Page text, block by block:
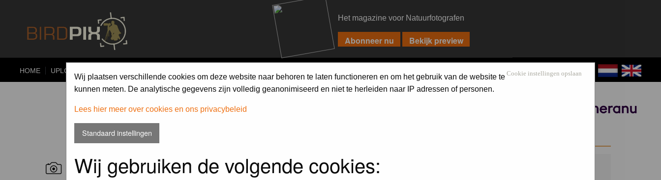
Het magazine voor Natuurfotografen
HOME UPLOAD Cookie instellingen opslaan
Wij plaatsen verschillende cookies om deze website naar behoren te laten functioneren en om het gebruik van de website te
kunnen meten. De analytische gegevens zijn volledig geanonimiseerd en niet te herleiden naar IP adressen of personen.
Lees hier meer over cookies en ons privacybeleid
Standaard instellingen
Wij gebruiken de volgende cookies:
RECENT BIRD PICS